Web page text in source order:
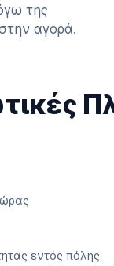
της
αγορά.
εντός πόλης